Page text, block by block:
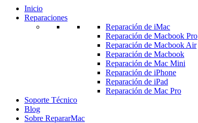
Inicio
Reparaciones
Reparación de iMac
Reparación de Macbook Pro
Reparación de Macbook Air
Reparación de Macbook
Reparación de Mac Mini
Reparación de iPhone
Reparación de iPad
Reparación de Mac Pro
Soporte Técnico
Blog
Sobre RepararMac